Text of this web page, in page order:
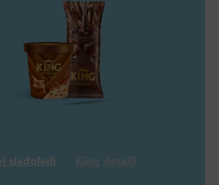
sladoledi